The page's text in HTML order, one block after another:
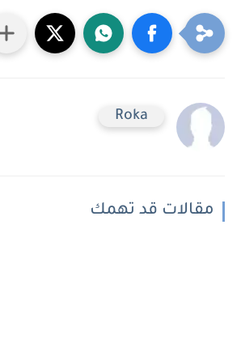
Roka
مقالات قد تهمك